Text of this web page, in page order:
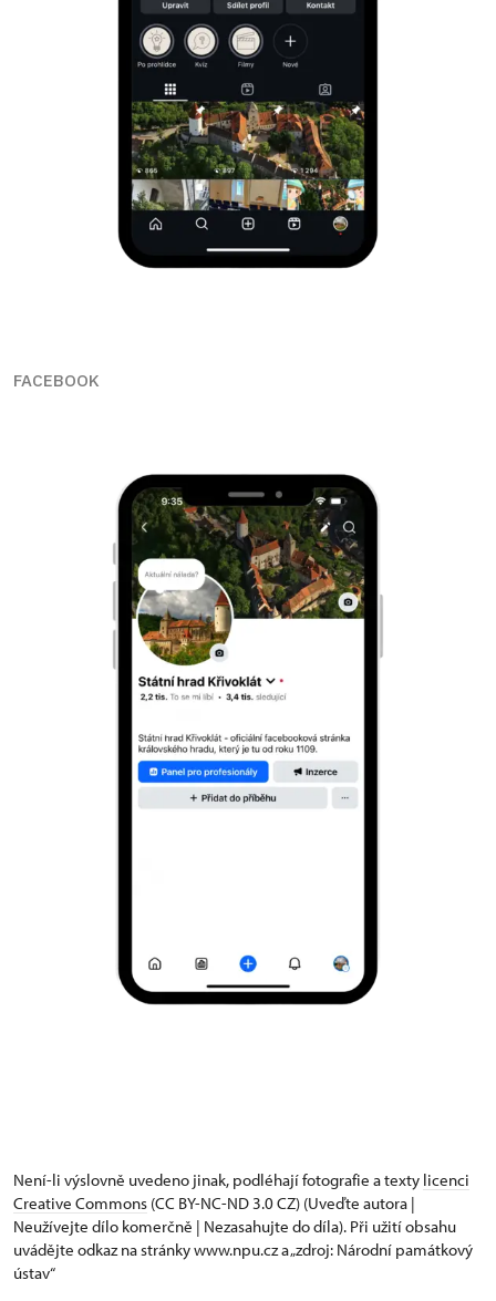
FACEBOOK
Není-li výslovně uvedeno jinak, podléhají fotografie a texty licenci
Creative Commons (CC BY-NC-ND 3.0 CZ) (Uveďte autora |
Neužívejte dílo komerčně | Nezasahujte do díla). Při užití obsahu
uvádějte odkaz na stránky www.npu.cz a „zdroj: Národní památkový
ústav“